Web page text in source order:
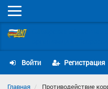
Мобильное
меню
Войти Регистрация
Главная Противодействие